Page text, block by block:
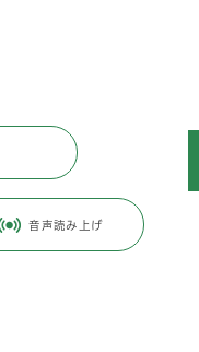
音声読み上げ
り・交通・建設
月18日 / ページ番号：C073016
式等を掲載しています。